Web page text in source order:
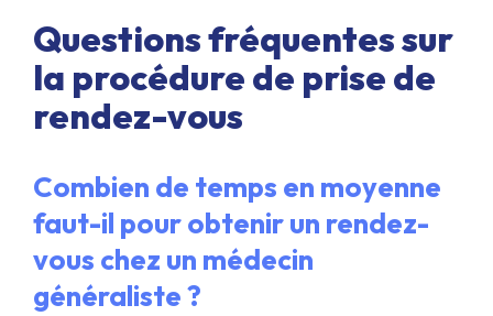
Questions fréquentes sur
la procédure de prise de
rendez-vous
Combien de temps en moyenne
faut-il pour obtenir un rendez-
vous chez un médecin
généraliste ?